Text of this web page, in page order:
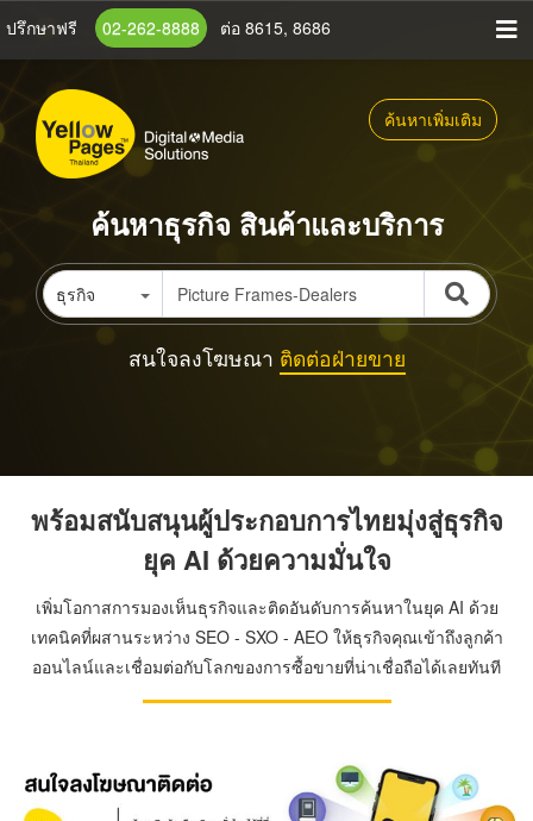
ข้าม
เนื้อหา
หลัก
ปรึกษาฟรี 02-262-8888 ต่อ 8615, 8686
ค้นหาเพิ่มเติม
ค้นหาธุรกิจ สินค้าและบริการ
ธุรกิจ
สนใจลงโฆษณา ติดต่อฝ่ายขาย
พร้อมสนับสนุนผู้ประกอบการไทยมุ่งสู่ธุรกิจ
ยุค AI ด้วยความมั่นใจ
เพิ่มโอกาสการมองเห็นธุรกิจและติดอันดับการค้นหาในยุค AI ด้วย
เทคนิคที่ผสานระหว่าง SEO - SXO - AEO ให้ธุรกิจคุณเข้าถึงลูกค้า
ออนไลน์และเชื่อมต่อกับโลกของการซื้อขายที่น่าเชื่อถือได้เลยทันที